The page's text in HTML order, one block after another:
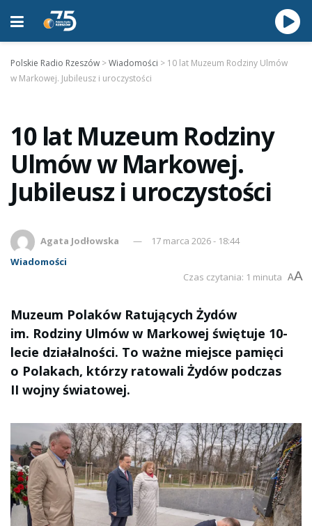
Polskie Radio Rzeszów >Wiadomości > 10 lat Muzeum Rodziny Ulmów
w Markowej. Jubileusz i uroczystości
10 lat Muzeum Rodziny
Ulmów w Markowej.
Jubileusz i uroczystości
Agata Jodłowska
17 marca 2026 - 18:44
Wiadomości
Czas czytania: 1 minuta AA
Muzeum Polaków Ratujących Żydów
im. Rodziny Ulmów w Markowej świętuje 10-
lecie działalności. To ważne miejsce pamięci
o Polakach, którzy ratowali Żydów podczas
II wojny światowej.